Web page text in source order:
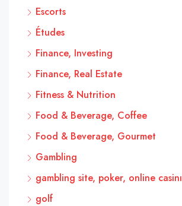
Escorts
Études
Finance, Investing
Finance, Real Estate
Fitness & Nutrition
Food & Beverage, Coffee
Food & Beverage, Gourmet
Gambling
gambling site, poker, online casinı
golf